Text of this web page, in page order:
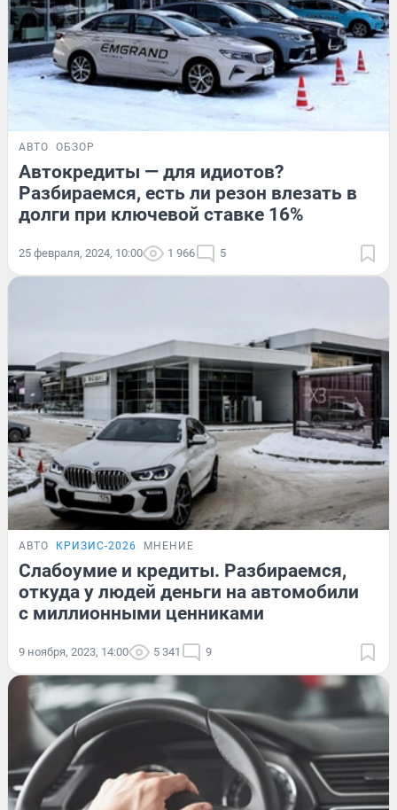
АВТО ОБЗОР
Автокредиты — для идиотов?
Разбираемся, есть ли резон влезать в
долги при ключевой ставке 16%
25 февраля, 2024, 10:00 1 966 5
АВТО КРИЗИС-2026 МНЕНИЕ
Слабоумие и кредиты. Разбираемся,
откуда у людей деньги на автомобили
с миллионными ценниками
9 ноября, 2023, 14:00 5 341 9